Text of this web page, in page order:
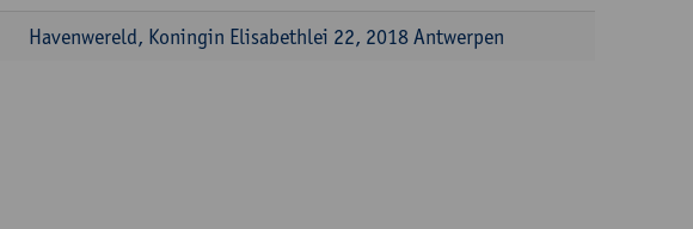
Havenwereld, Koningin Elisabethlei 22, 2018 Antwerpen